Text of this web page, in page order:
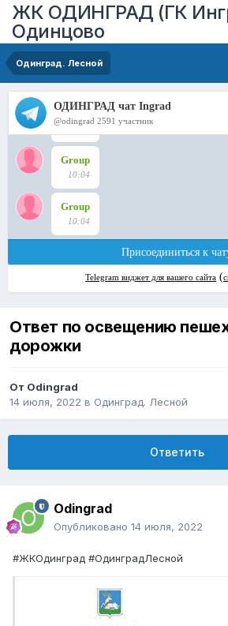
ЖК ОДИНГРАД (ГК
Одинцово
Одинград. Лесной
Ответ по освещению
дорожки
От Odingrad
14 июля, 2022 в Одинград. Лесной
Ответить
Odingrad
Опубликовано 14 июля, 2022
#ЖКОдинград #ОдинградЛесной